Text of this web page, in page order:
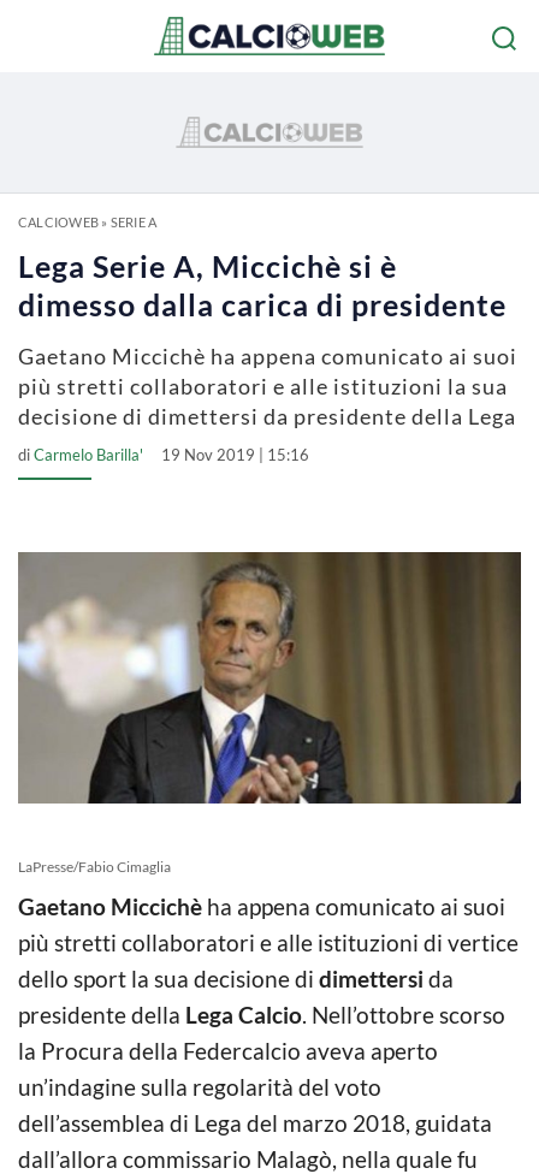
CALCIOWEB» SERIE A
Lega Serie A, Miccichè si è
dimesso dalla carica di presidente
Gaetano Miccichè ha appena comunicato ai suoi
più stretti collaboratori e alle istituzioni la sua
decisione di dimettersi da presidente della Lega
diCarmelo Barilla' 19 Nov 2019 | 15:16
LaPresse/Fabio Cimaglia
Gaetano Miccichè ha appena comunicato ai suoi
più stretti collaboratori e alle istituzioni di vertice
dello sport la sua decisione di dimettersi da
presidente della Lega Calcio. Nell’ottobre scorso
la Procura della Federcalcio aveva aperto
un’indagine sulla regolarità del voto
dell’assemblea di Lega del marzo 2018, guidata
dall’allora commissario Malagò, nella quale fu